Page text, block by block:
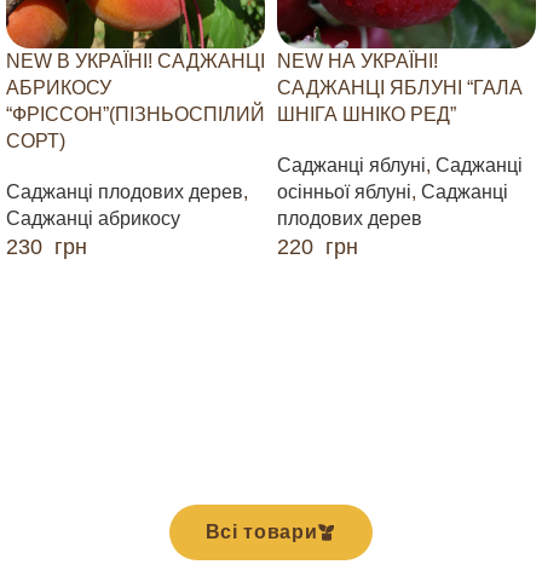
NEW В УКРАЇНІ! САДЖАНЦІ
АБРИКОСУ
“ФРІССОН”(ПІЗНЬОСПІЛИЙ
СОРТ)
Саджанці плодових дерев,
Саджанці абрикосу
230 грн
NEW НА УКРАЇНІ!
САДЖАНЦІ ЯБЛУНІ “ГАЛА
ШНІГА ШНІКО РЕД”
Саджанці яблуні, Саджанці
осінньої яблуні, Саджанці
плодових дерев
220 грн
Всі товари